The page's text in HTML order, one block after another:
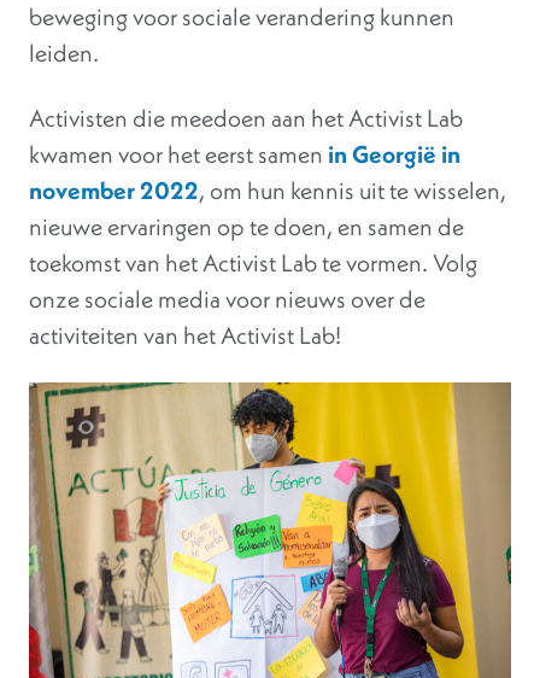
beweging voor sociale verandering kunnen
leiden.
Activisten die meedoen aan het Activist Lab
kwamen voor het eerst samen in Georgië in
november 2022, om hun kennis uit te wisselen,
nieuwe ervaringen op te doen, en samen de
toekomst van het Activist Lab te vormen. Volg
onze sociale media voor nieuws over de
activiteiten van het Activist Lab!